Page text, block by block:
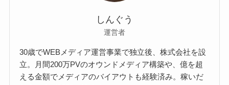
しんぐう
運営者
30歳でWEBメディア運営事業で独立後、株式会社を設
立。月間200万PVのオウンドメディア構築や、億を超
える金額でメディアのバイアウトも経験済み。稼いだ